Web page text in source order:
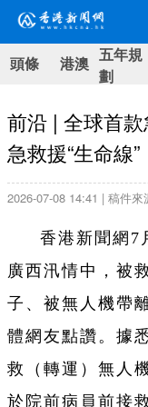
頭條 港澳 五年規
劃
前沿 | 全球首
急救援“生命線”
2026-07-08 14:41 | 稿件
香港新聞網7
廣西汛情中，被
子、被無人機帶
體網友點讚。據
救（轉運）無人
於院前病員前接